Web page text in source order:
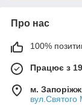
Про нас
100%
Працює з
м.
вул.Святого